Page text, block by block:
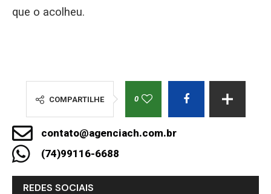
que o acolheu.
COMPARTILHE 0
contato@agenciach.com.br
(74)99116-6688
REDES SOCIAIS